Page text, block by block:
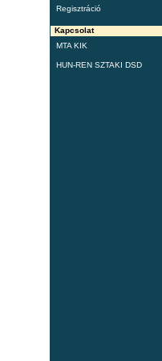
Regisztráció
Kapcsolat
MTA KIK
HUN-REN SZTAKI DSD